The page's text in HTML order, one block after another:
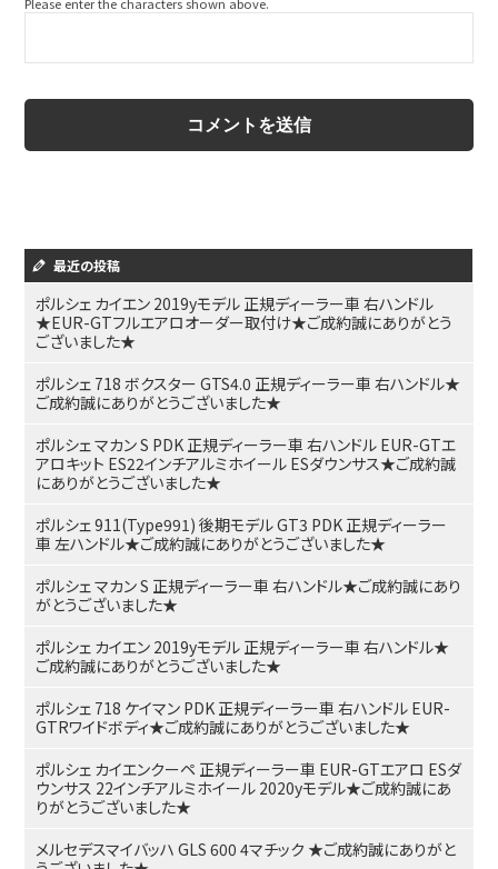
最近の投稿
ポルシェ カイエン 2019yモデル 正規ディーラー車 右ハンドル
★EUR-GTフルエアロオーダー取付け★ご成約誠にありがとう
ございました★
ポルシェ 718 ボクスター GTS4.0 正規ディーラー車 右ハンドル★
ご成約誠にありがとうございました★
ポルシェ マカン S PDK 正規ディーラー車 右ハンドル EUR-GTエ
アロキット ES22インチアルミホイール ESダウンサス★ご成約誠
にありがとうございました★
ポルシェ 911(Type991) 後期モデル GT3 PDK 正規ディーラー
車 左ハンドル★ご成約誠にありがとうございました★
ポルシェ マカン S 正規ディーラー車 右ハンドル★ご成約誠にあり
がとうございました★
ポルシェ カイエン 2019yモデル 正規ディーラー車 右ハンドル★
ご成約誠にありがとうございました★
ポルシェ 718 ケイマン PDK 正規ディーラー車 右ハンドル EUR-
GTRワイドボディ★ご成約誠にありがとうございました★
ポルシェ カイエンクーペ 正規ディーラー車 EUR-GTエアロ ESダ
ウンサス 22インチアルミホイール 2020yモデル★ご成約誠にあ
りがとうございました★
メルセデスマイバッハ GLS 600 4マチック ★ご成約誠にありがと